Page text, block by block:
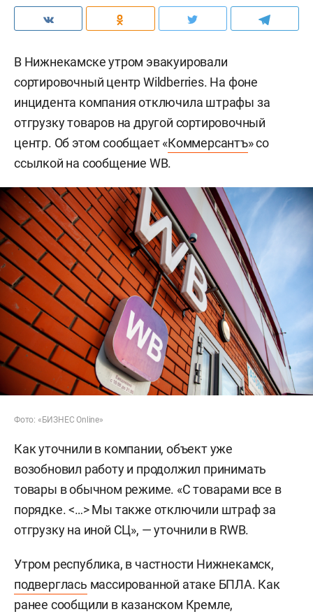
В Нижнекамске утром эвакуировали
сортировочный центр Wildberries. На фоне
инцидента компания отключила штрафы за
отгрузку товаров на другой сортировочный
центр. Об этом сообщает «Коммерсантъ» со
ссылкой на сообщение WB.
Фото: «БИЗНЕС Online»
Как уточнили в компании, объект уже
возобновил работу и продолжил принимать
товары в обычном режиме. «С товарами все в
порядке. <…> Мы также отключили штраф за
отгрузку на иной СЦ», — уточнили в RWB.
Утром республика, в частности Нижнекамск,
подверглась массированной атаке БПЛА. Как
ранее сообщили в казанском Кремле,